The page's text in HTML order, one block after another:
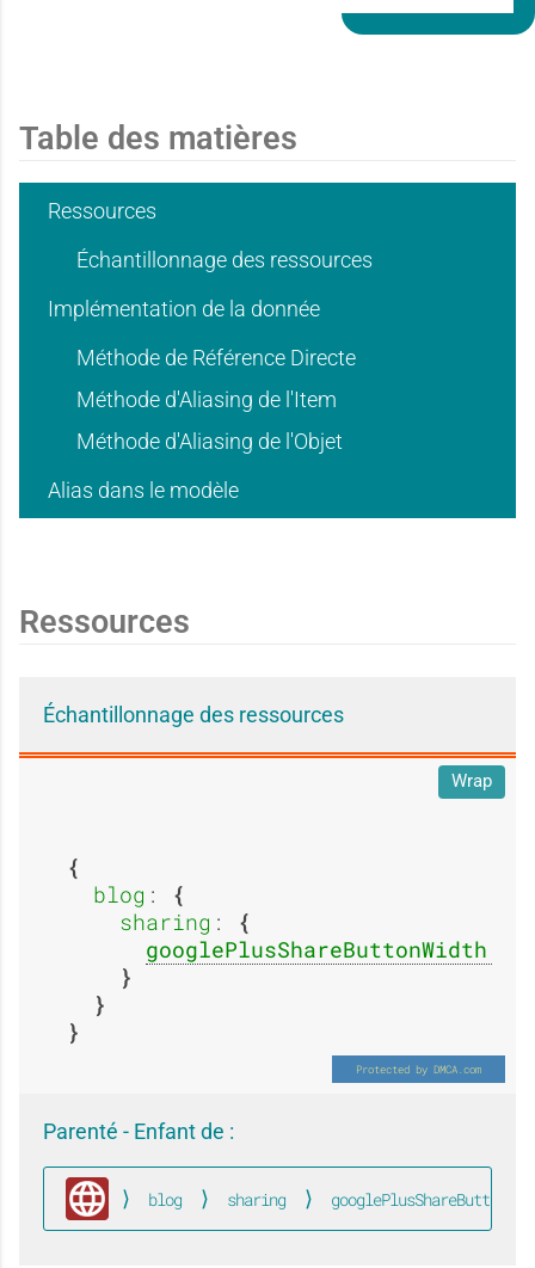
e
d
'
u
s
a
e
A
d
'
u
a
e
:
A
t
i
e
d
u
s
a
e
i
e
d
u
s
a
g
e
Table des matières
Ressources
Échantillonnage des ressources
Implémentation de la donnée
Méthode de Référence Directe
Méthode d'Aliasing de l'Item
Méthode d'Aliasing de l'Objet
Alias dans le modèle
Ressources
Échantillonnage des ressources
blog :
sharing :
googlePlusShareButtonWidth
Wrap
Parenté - Enfant de :
Global
blog sharing